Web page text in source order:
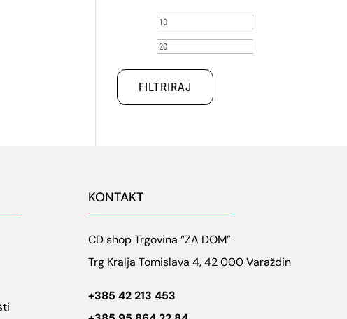
Min
cijena
FILTRIRAJ
KONTAKT
CD shop Trgovina “ZA DOM”
Trg Kralja Tomislava 4, 42 000 Varaždin
+385 42 213 453